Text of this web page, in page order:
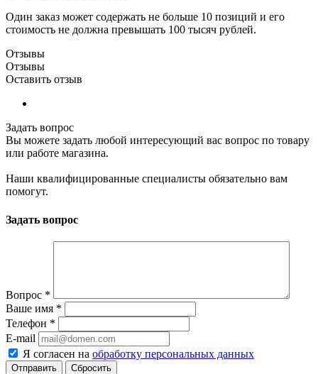
Один заказ может содержать не больше 10 позиций и его
стоимость не должна превышать 100 тысяч рублей.
Отзывы
Отзывы
Оставить отзыв
Задать вопрос
Вы можете задать любой интересующий вас вопрос по товару
или работе магазина.
Наши квалифицированные специалисты обязательно вам
помогут.
Задать вопрос
Вопрос *
Ваше имя *
Телефон *
E-mail
Я согласен на обработку персональных данных
Сбросить